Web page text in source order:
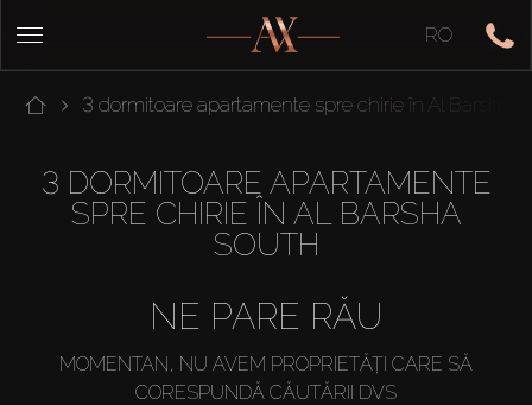
RO
3 dormitoare apartamente spre chirie în Al Barsha
3 DORMITOARE APARTAMENTE
SPRE CHIRIE ÎN AL BARSHA
SOUTH
NE PARE RĂU
MOMENTAN, NU AVEM PROPRIETĂȚI CARE SĂ
CORESPUNDĂ CĂUTĂRII DVS